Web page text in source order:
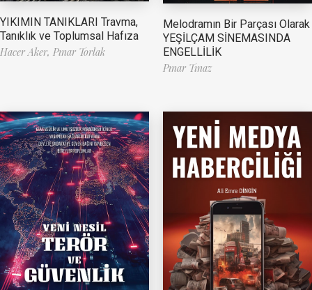
YIKIMIN TANIKLARI Travma,
Tanıklık ve Toplumsal Hafıza
Hacer Aker, Pınar Torlak
Melodramın Bir Parçası Olarak
YEŞİLÇAM SİNEMASINDA
ENGELLİLİK
Pınar Tınaz